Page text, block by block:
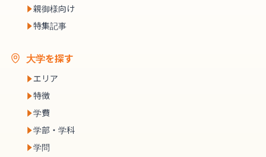
親御様向け
特集記事
大学を探す
エリア
特徴
学費
学部・学科
学問